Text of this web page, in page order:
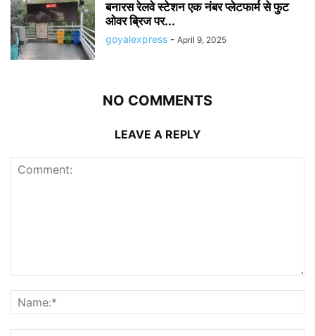
बनारस रेलवे स्टेशन एक नंबर प्लेटफार्म से फुट
ओवर ब्रिज पर...
goyalexpress - April 9, 2025
NO COMMENTS
LEAVE A REPLY